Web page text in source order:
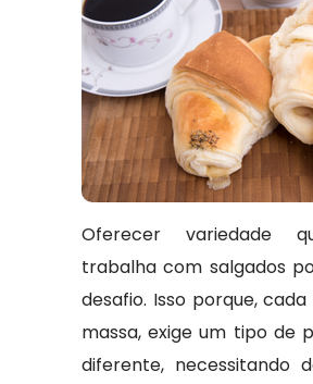
Oferecer variedade
trabalha com salgados
desafio. Isso porque,
massa, exige um tipo de
diferente, necessitando